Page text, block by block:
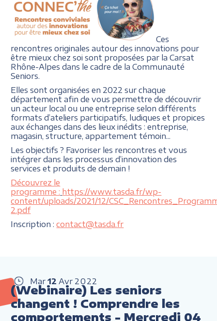
Ces
rencontres originales autour des innovations pour
être mieux chez soi sont proposées par la Carsat
Rhône-Alpes dans le cadre de la Communauté
Seniors.
Elles sont organisées en 2022 sur chaque
département afin de vous permettre de découvrir
un acteur local ou une entreprise selon différents
formats d’ateliers participatifs, ludiques et propices
aux échanges dans des lieux inédits : entreprise,
magasin, structure, appartement témoin...
Les objectifs ? Favoriser les rencontres et vous
intégrer dans les processus d’innovation des
services et produits de demain !
Découvrez le
programme : https://www.tasda.fr/wp-
content/uploads/2021/12/
2.pdf
Inscription :contact@tasda.fr
Mar 12 Avr 2022
(Webinaire) Les seniors
changent ! Comprendre les
comportements - Mercredi 04